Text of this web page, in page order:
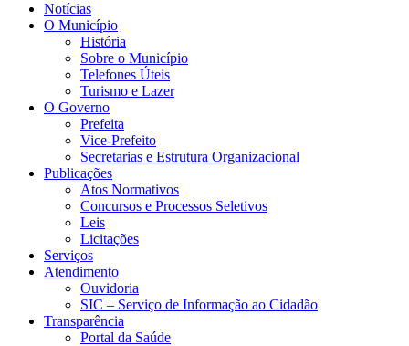
Notícias
O Município
História
Sobre o Município
Telefones Úteis
Turismo e Lazer
O Governo
Prefeita
Vice-Prefeito
Secretarias e Estrutura Organizacional
Publicações
Atos Normativos
Concursos e Processos Seletivos
Leis
Licitações
Serviços
Atendimento
Ouvidoria
SIC – Serviço de Informação ao Cidadão
Transparência
Portal da Saúde